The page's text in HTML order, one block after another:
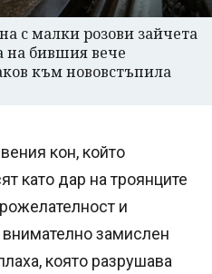
с малки розови зайчета
на бившия вече
към нововстъпила
кон, който
като дар на троянците
и
замислен
която разрушава